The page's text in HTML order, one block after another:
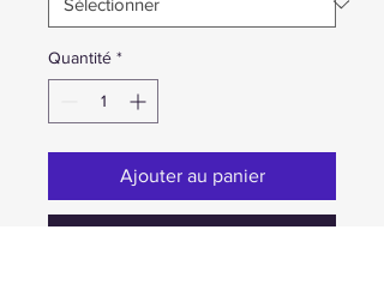
Quantité *
Ajouter au panier